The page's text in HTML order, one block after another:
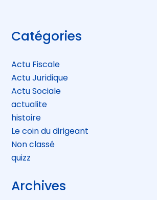
Blog
sidebar
Catégories
Actu Fiscale
Actu Juridique
Actu Sociale
actualite
histoire
Le coin du dirigeant
Non classé
quizz
Archives